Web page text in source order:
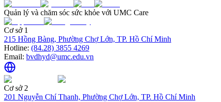
Quản lý và chăm sóc sức khỏe với UMC Care
Cơ sở 1
215 Hồng Bàng, Phường Chợ Lớn, TP. Hồ Chí Minh
Hotline: (84.28) 3855 4269
Email: bvdhyd@umc.edu.vn
Cơ sở 2
201 Nguyễn Chí Thanh, Phường Chợ Lớn, TP. Hồ Chí Minh